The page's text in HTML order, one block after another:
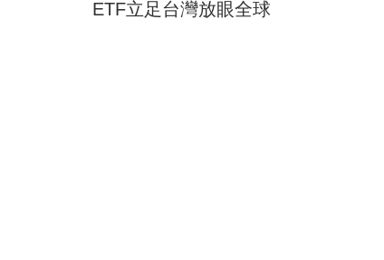
ETF立足台灣放眼全球